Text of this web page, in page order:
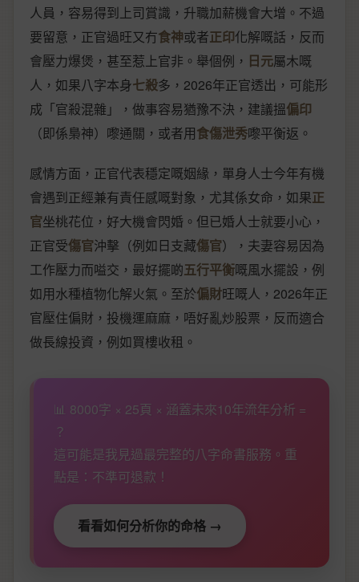
人員，容易得到上司賞識，升職加薪機會大增。不過
要留意，正官過旺又冇食神或者正印化解嘅話，反而
會壓力爆煲，甚至惹上官非。舉個例， 日元屬木嘅
人，如果八字本身七殺多，2026年正官透出，可能形
成「官殺混雜」，做事容易猶豫不決，建議搵偏印
（即係梟神）嚟通關，或者用食傷泄秀嚟平衡返。
感情方面，正官代表穩定嘅姻緣，單身人士今年有機
會遇到正經兼有責任感嘅對象，尤其係女命，如果正
官坐桃花位，好大機會閃婚。但已婚人士就要小心，
正官受傷官沖擊（例如日支藏傷官），夫妻容易因為
工作壓力而嗌交，最好擺啲五行平衡嘅風水擺設，例
如用水種植物化解火氣。至於偏財旺嘅人，2026年正
官壓住偏財，投機運麻麻，唔好亂炒股票，反而適合
做長線投資，例如買樓收租。
📊 8000字 × 25頁 × 涵蓋未來10年流年分析 =
？
這可能是我見過最完整的八字命書服務。重
點是：不準可退款！
看看如何分析你的命格 →